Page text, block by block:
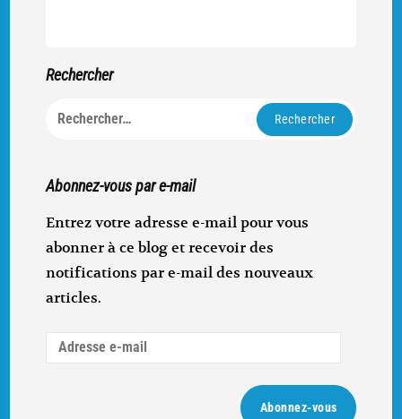
Rechercher
Rechercher :
Abonnez-vous par e-mail
Entrez votre adresse e-mail pour vous
abonner à ce blog et recevoir des
notifications par e-mail des nouveaux
articles.
Adresse
Abonnez-vous